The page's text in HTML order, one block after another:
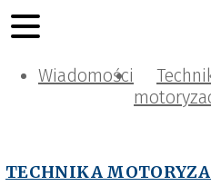
Wiadomości
TECHNIKA